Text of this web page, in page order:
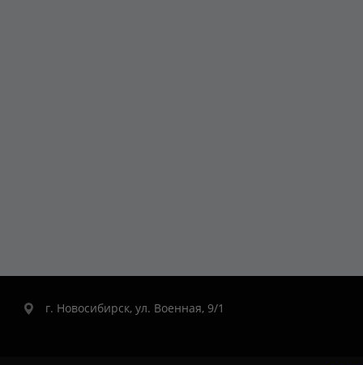
г. Новосибирск, ул. Военная, 9/1